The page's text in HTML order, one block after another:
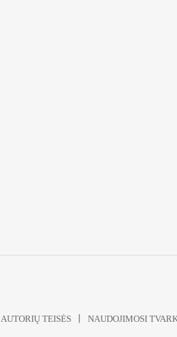
AUTORIŲ TEISĖS NAUDOJIMOSI